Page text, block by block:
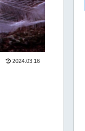
2024.03.16